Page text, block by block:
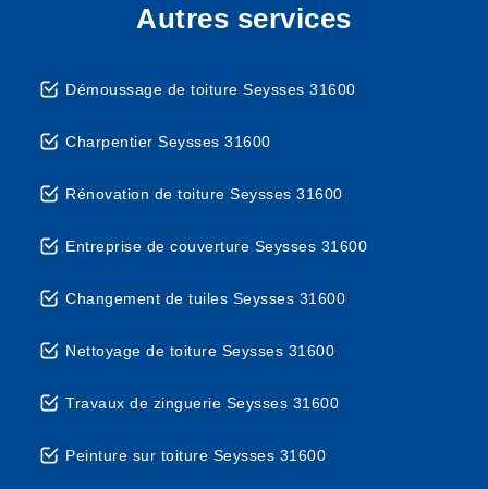
Autres services
Démoussage de toiture Seysses 31600
Charpentier Seysses 31600
Rénovation de toiture Seysses 31600
Entreprise de couverture Seysses 31600
Changement de tuiles Seysses 31600
Nettoyage de toiture Seysses 31600
Travaux de zinguerie Seysses 31600
Peinture sur toiture Seysses 31600